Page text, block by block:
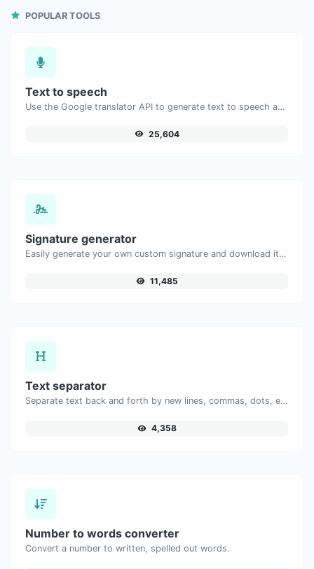
POPULAR TOOLS
Text to speech
Use the Google translator API to generate text to speech audio.
25,604
Signature generator
Easily generate your own custom signature and download it with ease.
11,485
Text separator
Separate text back and forth by new lines, commas, dots, etc.
4,358
Number to words converter
Convert a number to written, spelled out words.